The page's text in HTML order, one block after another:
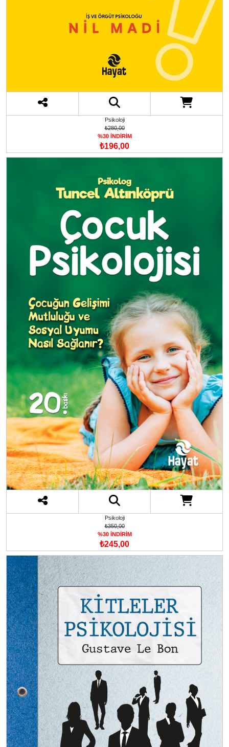
Psikoloji
₺280,00
%30 İNDİRİM
₺196,00
Psikoloji
₺350,00
%30 İNDİRİM
₺245,00